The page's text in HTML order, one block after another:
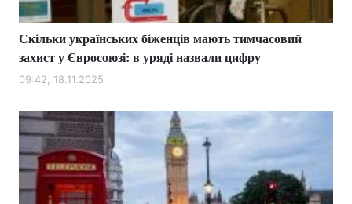
Скільки українських біженців мають тимчасовий
захист у Євросоюзі: в уряді назвали цифру
09:42, 18.11.2025